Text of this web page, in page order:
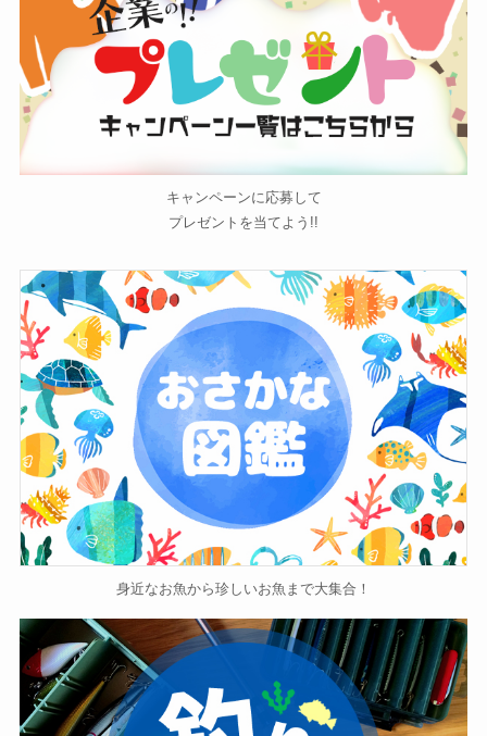
キャンペーンに応募して
プレゼントを当てよう!!
身近なお魚から珍しいお魚まで大集合！